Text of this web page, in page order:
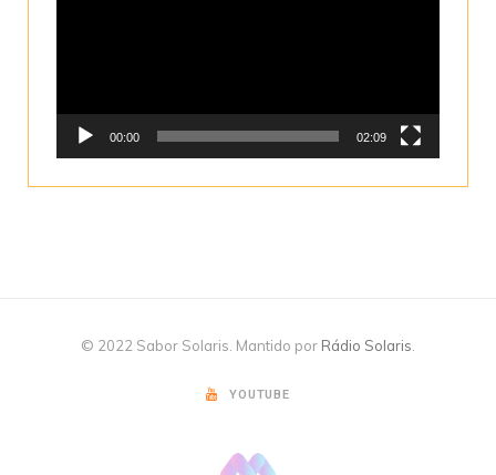
00:00 02:09
© 2022 Sabor Solaris. Mantido por Rádio Solaris
YOUTUBE